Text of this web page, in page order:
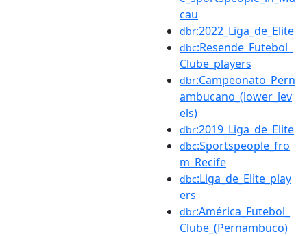
cau
dbr:2022_Liga_de_Elite
dbc:Resende_Futebol_
Clube_players
dbr:Campeonato_Pern
ambucano_(lower_lev
els)
dbr:2019_Liga_de_Elite
dbc:Sportspeople_fro
m_Recife
dbc:Liga_de_Elite_play
ers
dbr:América_Futebol_
Clube_(Pernambuco)